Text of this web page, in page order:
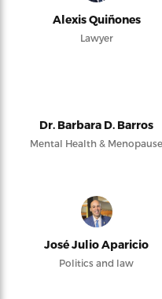
Alexis Quiñones
Lawyer
Dr. Barbara D. Barros
Mental Health & Menopause
José Julio Aparicio
Politics and law